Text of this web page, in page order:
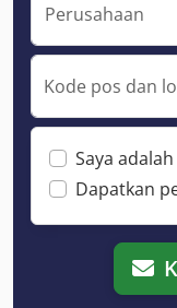
Perusahaan
Kode pos dan
Saya
Dapatkan